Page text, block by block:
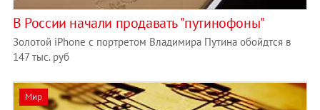
В России начали продавать "путинофоны"
Золотой iPhone с портретом Владимира Путина обойдтся в
147 тыс. руб
Мир